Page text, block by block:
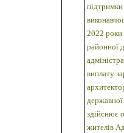
підтримки
2022 роки
районної
виплату
державної
здійснює
жителів